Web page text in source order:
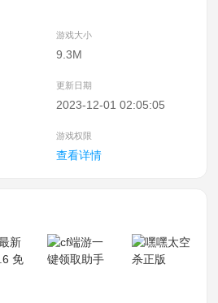
游戏大小
9.3M
更新日期
2023-12-01 02:05:05
游戏权限
查看详情